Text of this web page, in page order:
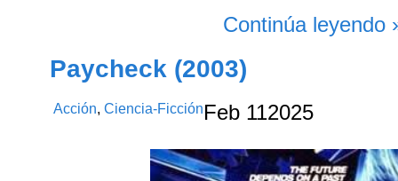
Continúa leyendo
Paycheck (2003)
Acción,Ciencia-FicciónFeb 112025